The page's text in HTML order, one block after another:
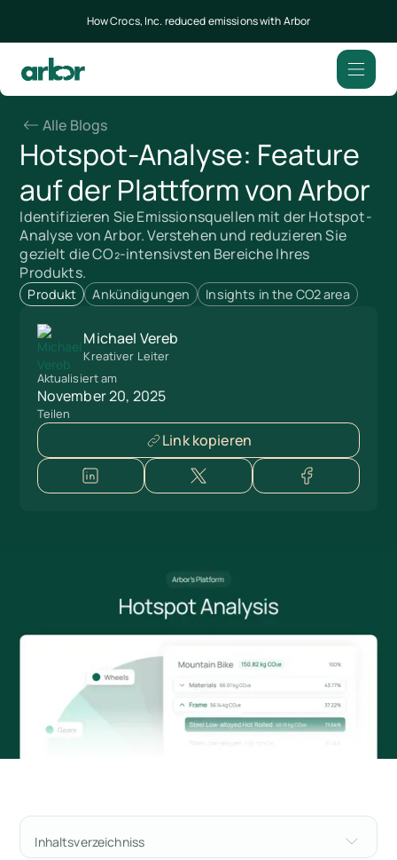
How Crocs, Inc. reduced emissions with Arbor
Alle Blogs
Hotspot-Analyse: Feature
auf der Plattform von Arbor
Identifizieren Sie Emissionsquellen mit der Hotspot-
Analyse von Arbor. Verstehen und reduzieren Sie
gezielt die CO₂-intensivsten Bereiche Ihres
Produkts.
Produkt Ankündigungen Insights in the CO2 area
Michael Vereb
Kreativer Leiter
Aktualisiert am
November 20, 2025
Teilen
Link kopieren
Inhaltsverzeichniss